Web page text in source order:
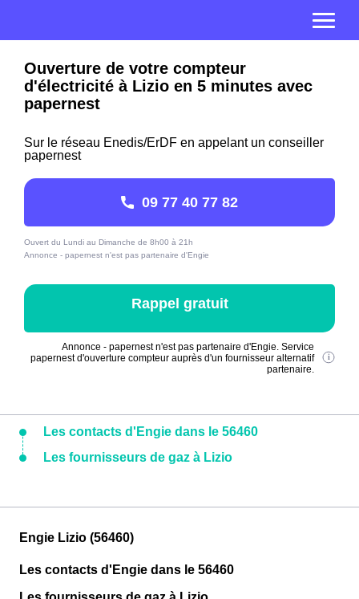
Ouverture de votre compteur
d'électricité à Lizio en 5 minutes avec
papernest
Sur le réseau Enedis/ErDF en appelant un conseiller
papernest
09 77 40 77 82
Ouvert du Lundi au Dimanche de 8h00 à 21h
Annonce - papernest n'est pas partenaire d'Engie
Rappel gratuit
Annonce - papernest n'est pas partenaire d'Engie. Service
papernest d'ouverture compteur auprès d'un fournisseur alternatif
partenaire.
Les contacts d'Engie dans le 56460
Les fournisseurs de gaz à Lizio
Engie Lizio (56460)
Les contacts d'Engie dans le 56460